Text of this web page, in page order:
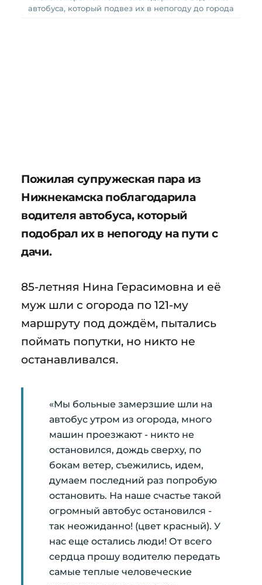
автобуса, который подвез их в непогоду до города
Пожилая супружеская пара из
Нижнекамска поблагодарила
водителя автобуса, который
подобрал их в непогоду на пути с
дачи.
85-летняя Нина Герасимовна и её
муж шли с огорода по 121-му
маршруту под дождём, пытались
поймать попутки, но никто не
останавливался.
«Мы больные замерзшие шли на
автобус утром из огорода, много
машин проезжают - никто не
остановился, дождь сверху, по
бокам ветер, съежились, идем,
думаем последний раз попробую
остановить. На наше счастье такой
огромный автобус остановился -
так неожиданно! (цвет красный). У
нас еще остались люди! От всего
сердца прошу водителю передать
самые теплые человеческие